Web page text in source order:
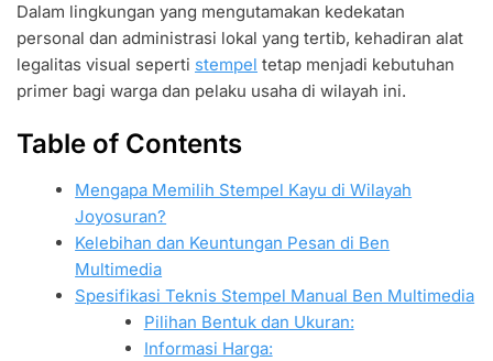
Dalam lingkungan yang mengutamakan kedekatan
personal dan administrasi lokal yang tertib, kehadiran alat
legalitas visual seperti stempel tetap menjadi kebutuhan
primer bagi warga dan pelaku usaha di wilayah ini.
Table of Contents
Mengapa Memilih Stempel Kayu di Wilayah
Joyosuran?
Kelebihan dan Keuntungan Pesan di Ben
Multimedia
Spesifikasi Teknis Stempel Manual Ben Multimedia
Pilihan Bentuk dan Ukuran:
Informasi Harga: